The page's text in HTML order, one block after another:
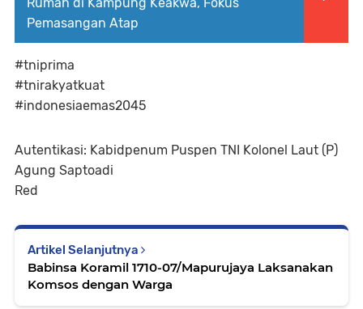
Pemasangan Atap
#tniprima
#tnirakyatkuat
#indonesiaemas2045
Autentikasi: Kabidpenum Puspen TNI Kolonel Laut (P)
Agung Saptoadi
Red
Artikel Selanjutnya
Babinsa Koramil 1710-07/Mapurujaya Laksanakan
Komsos dengan Warga